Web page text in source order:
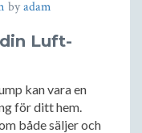
byadam
Luft-
kan vara en
för ditt hem.
både säljer och